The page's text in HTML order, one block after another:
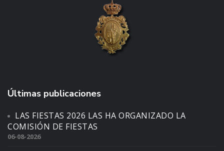
Últimas publicaciones
LAS FIESTAS 2026 LAS HA ORGANIZADO LA
COMISIÓN DE FIESTAS
06-08-2026